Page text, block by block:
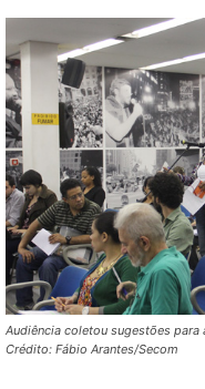
Audiência coletou sugestões
Crédito: Fábio Arantes/Secom